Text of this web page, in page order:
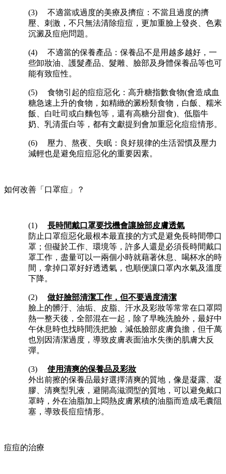
(3) 不適當或過度的美療及擠痘：不當且過度的擠
壓、刺激，不只無法清除痘痘，更加重臉上發炎、色素
沉澱及痘疤問題。
(4) 不適當的保養產品：保養品不是用越多越好，一
些卸妝油、護髮產品、髮雕、臉部及身體保養品等也可
能有致痘性。
(5) 食物引起的痘痘惡化：高升糖指數食物(會造成血
糖急速上升的食物，如精緻的澱粉類食物，白飯、糯米
飯、白吐司或白麵包等，還有高糖分甜食)、低脂牛
奶、乳清蛋白等，都有文獻提到會加重惡化痘痘情形。
(6) 壓力、熬夜、失眠：良好規律的生活習慣及壓力
減輕也是避免痘痘惡化的重要因素。
如何改善「口罩痘」？
(1) 長時間戴口罩要找機會讓臉部皮膚透氣
防止口罩痘惡化最根本最直接的方式是避免長時間帶口
罩；但礙於工作、環境等，許多人還是必須長時間戴口
罩工作，盡量可以一兩個小時就藉著休息、喝杯水的時
間，拿掉口罩好好透透氣，也順便讓口罩內水氣及溫度
下降。
(2) 做好臉部清潔工作，但不要過度清潔
臉上的髒汙、油垢、皮脂、汗水及彩妝等常常在口罩悶
熱一整天後，全部混在一起，除了早晚洗臉外，最好中
午休息時也找時間洗把臉，減低臉部皮膚負擔，但千萬
也別因清潔過度，導致皮膚表面油水失衡的肌膚大反
彈。
(3) 使用清爽的保養品及彩妝
外出前擦的保養品最好選擇清爽的質地，像是凝露、凝
膠、清爽型乳液，避開高滋潤型的質地，可以避免戴口
罩時，外在油脂加上悶熱皮膚累積的油脂而造成毛囊阻
塞，導致長痘痘情形。
痘痘的治療